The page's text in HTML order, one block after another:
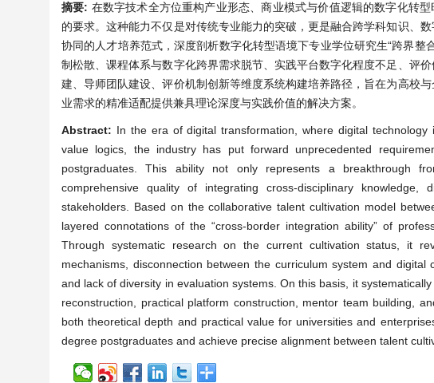
摘要: 在数字技术全方位重构产业形态、商业模式与价值逻辑的数字化转
的要求。这种能力不仅是对传统专业能力的突破，更是融合跨学科知识、
协同的人才培养范式，深度剖析数字化转型语境下专业学位研究生“跨界
制松散、课程体系与数字化跨界需求脱节、实践平台数字化程度不足、评
建、导师团队建设、评价机制创新等维度系统构建培养路径，旨在为高校
业需求的精准适配提供兼具理论深度与实践价值的解决方案。
Abstract: In the era of digital transformation, where digital
value logics, the industry has put forward unprecedented
postgraduates. This ability not only represents a breakthrough
comprehensive quality of integrating cross-disciplinary
stakeholders. Based on the collaborative talent cultivation model
layered connotations of the “cross-border integration ability” of
Through systematic research on the current cultivation status, it
mechanisms, disconnection between the curriculum system and
and lack of diversity in evaluation systems. On this basis, it
reconstruction, practical platform construction, mentor team building,
both theoretical depth and practical value for universities and
degree postgraduates and achieve precise alignment between talent